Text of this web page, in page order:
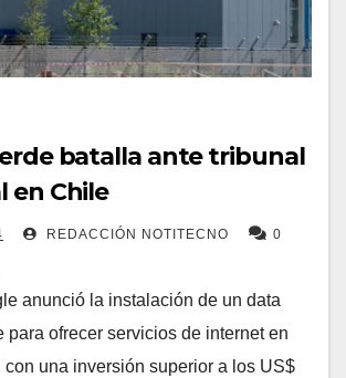
batalla ante tribunal
en Chile
REDACCIÓN NOTITECNO 0
anunció la instalación de un data
para ofrecer servicios de internet en
con una inversión superior a los US$